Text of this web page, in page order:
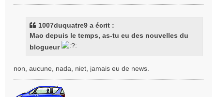
e
1007duquatre9 a écrit :
Mao depuis le temps, as-tu eu des nouvelles du
blogueur
non, aucune, nada, niet, jamais eu de news.